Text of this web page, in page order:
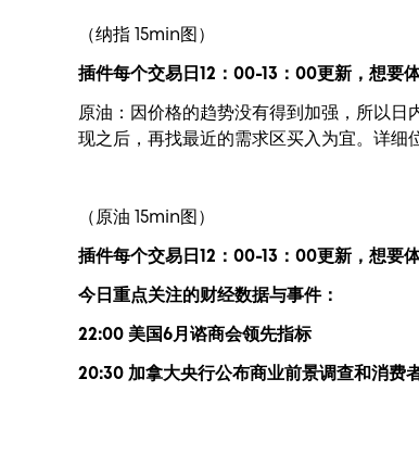
（纳指 15min图）
插件每个交易日12：00-13：00更新， 想要
原油：因价格的趋势没有得到加强，所以日
现之后，再找最近的需求区买入为宜。详细
（原油 15min图）
插件每个交易日12：00-13：00更新， 想要
今日重点关注的财经数据与事件：
22:00 美国6月谘商会领先指标
20:30 加拿大央行公布商业前景调查和消费